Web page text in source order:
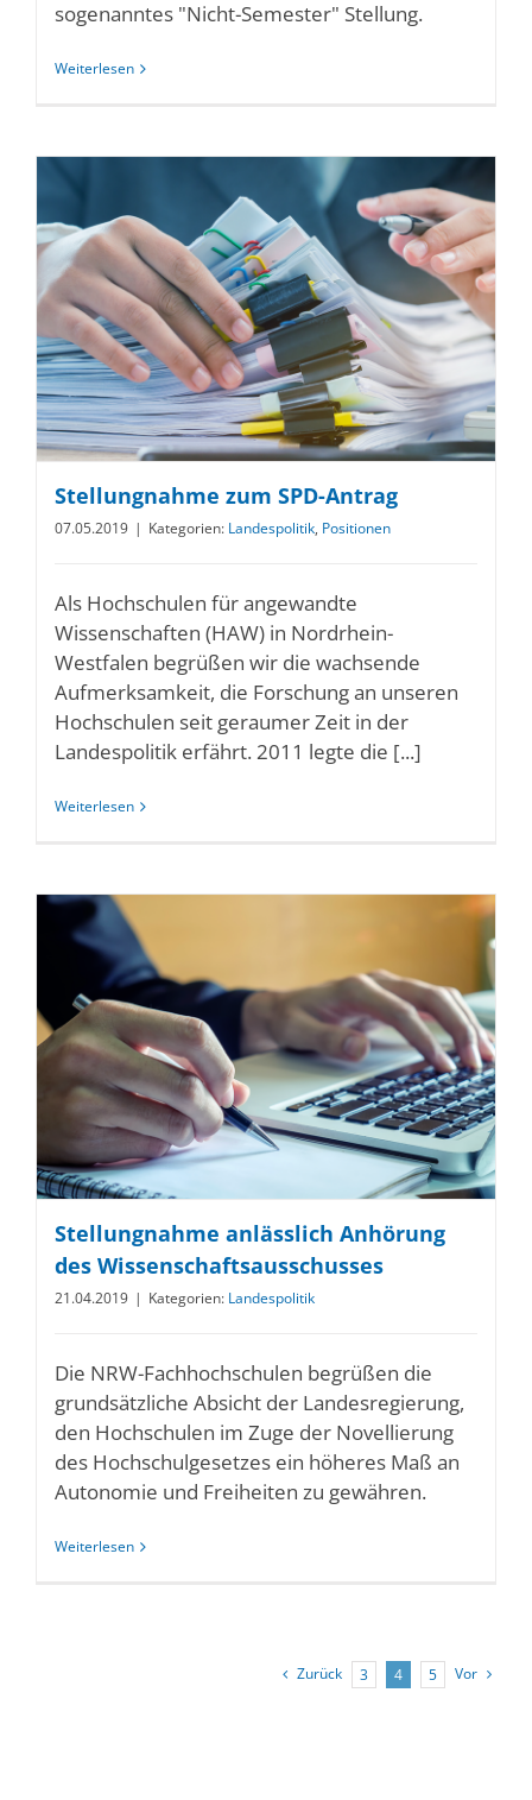
sogenanntes "Nicht-Semester" Stellung.
Weiterlesen
Stellungnahme zum SPD-Antrag
07.05.2019 | Kategorien: Landespolitik, Positionen
Als Hochschulen für angewandte
Wissenschaften (HAW) in Nordrhein-
Westfalen begrüßen wir die wachsende
Aufmerksamkeit, die Forschung an unseren
Hochschulen seit geraumer Zeit in der
Landespolitik erfährt. 2011 legte die [...]
Weiterlesen
Stellungnahme anlässlich Anhörung
des Wissenschaftsausschusses
21.04.2019 | Kategorien: Landespolitik
Die NRW-Fachhochschulen begrüßen die
grundsätzliche Absicht der Landesregierung,
den Hochschulen im Zuge der Novellierung
des Hochschulgesetzes ein höheres Maß an
Autonomie und Freiheiten zu gewähren.
Weiterlesen
Zurück 3 4 5 Vor